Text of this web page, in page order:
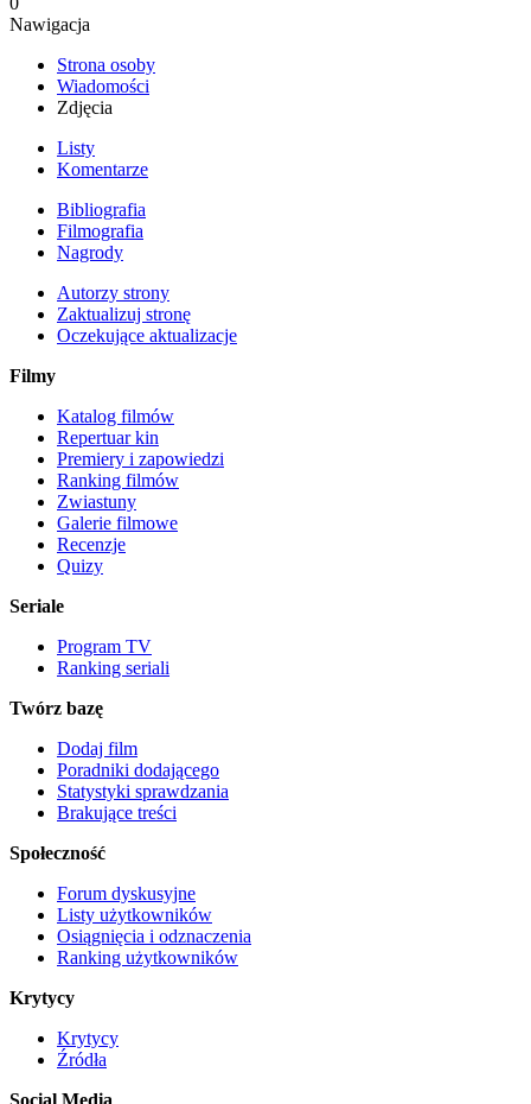
Nawigacja
Strona osoby
Wiadomości
Zdjęcia
Listy
Komentarze
Bibliografia
Filmografia
Nagrody
Autorzy strony
Zaktualizuj stronę
Oczekujące aktualizacje
Filmy
Katalog filmów
Repertuar kin
Premiery i zapowiedzi
Ranking filmów
Zwiastuny
Galerie filmowe
Recenzje
Quizy
Seriale
Program TV
Ranking seriali
Twórz bazę
Dodaj film
Poradniki dodającego
Statystyki sprawdzania
Brakujące treści
Społeczność
Forum dyskusyjne
Listy użytkowników
Osiągnięcia i odznaczenia
Ranking użytkowników
Krytycy
Krytycy
Źródła
Social Media